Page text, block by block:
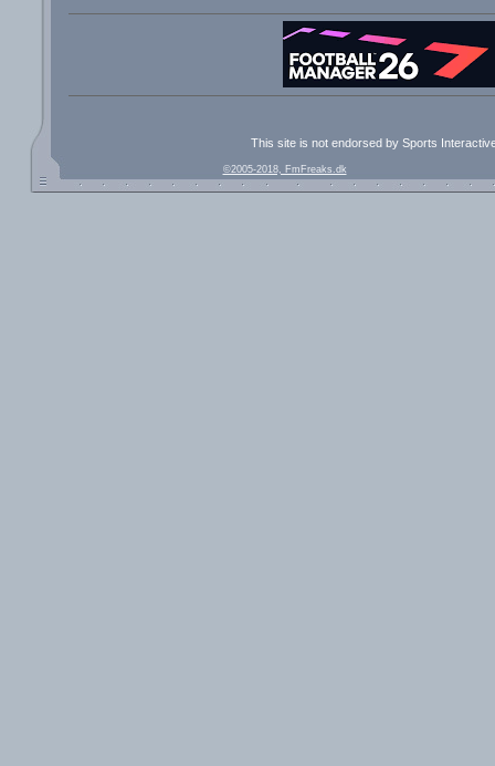
This site is not endorsed by Sports
©2005-2018, FmFreaks.dk